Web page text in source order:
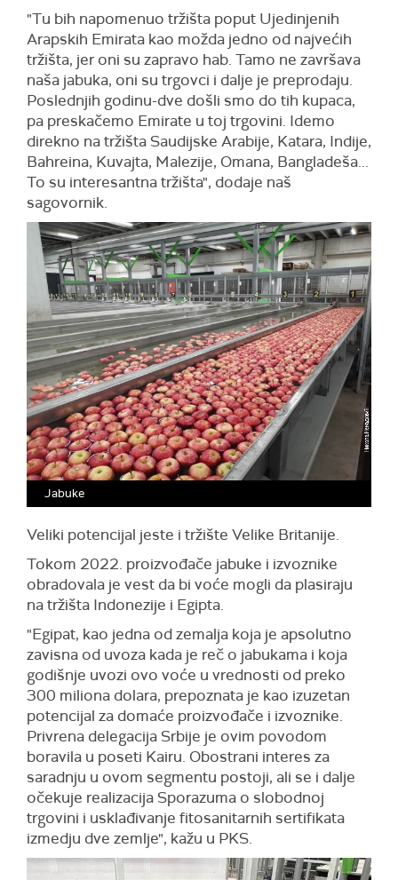
"Tu bih napomenuo tržišta poput Ujedinjenih
Arapskih Emirata kao možda jedno od najvećih
tržišta, jer oni su zapravo hab. Tamo ne završava
naša jabuka, oni su trgovci i dalje je preprodaju.
Poslednjih godinu-dve došli smo do tih kupaca,
pa preskačemo Emirate u toj trgovini. Idemo
direkno na tržišta Saudijske Arabije, Katara, Indije,
Bahreina, Kuvajta, Malezije, Omana, Bangladeša...
To su interesantna tržišta", dodaje naš
sagovornik.
Jabuke
Veliki potencijal jeste i tržište Velike Britanije.
Tokom 2022. proizvođače jabuke i izvoznike
obradovala je vest da bi voće mogli da plasiraju
na tržišta Indonezije i Egipta.
"Egipat, kao jedna od zemalja koja je apsolutno
zavisna od uvoza kada je reč o jabukama i koja
godišnje uvozi ovo voće u vrednosti od preko
300 miliona dolara, prepoznata je kao izuzetan
potencijal za domaće proizvođače i izvoznike.
Privrena delegacija Srbije je ovim povodom
boravila u poseti Kairu. Obostrani interes za
saradnju u ovom segmentu postoji, ali se i dalje
očekuje realizacija Sporazuma o slobodnoj
trgovini i usklađivanje fitosanitarnih sertifikata
izmedju dve zemlje", kažu u PKS.